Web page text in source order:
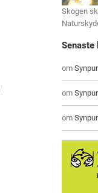
Skogen
Senaste
om
om
om